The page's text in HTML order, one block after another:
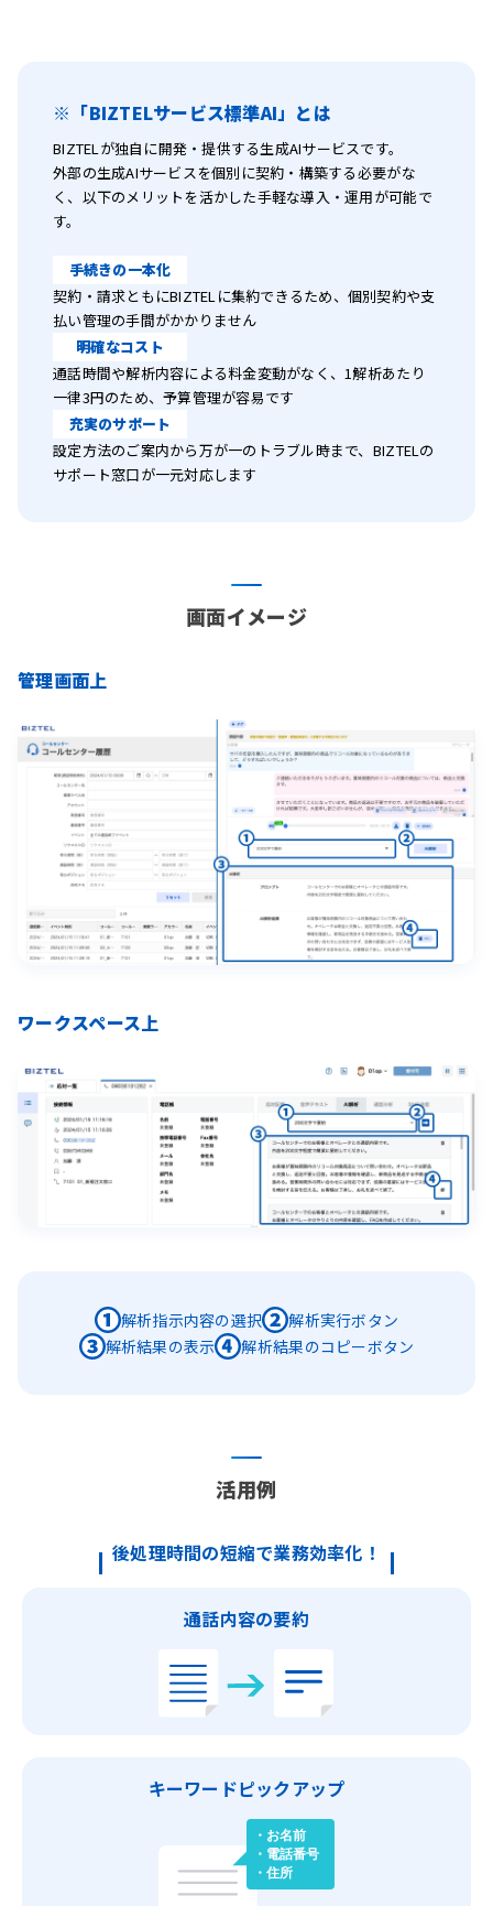
※「BIZTELサービス標準AI」とは
BIZTELが独自に開発・提供する生成AIサービスです。
外部の生成AIサービスを個別に契約・構築する必要がな
く、以下のメリットを活かした手軽な導入・運用が可能で
す。
手続きの一本化
契約・請求ともにBIZTELに集約できるため、個別契約や支
払い管理の手間がかかりません
明確なコスト
通話時間や解析内容による料金変動がなく、1解析あたり
一律3円のため、予算管理が容易です
充実のサポート
設定方法のご案内から万が一のトラブル時まで、BIZTELの
サポート窓口が一元対応します
画面イメージ
管理画面上
ワークスペース上
解析指示内容の選択
解析実行ボタン
解析結果の表示
解析結果のコピーボタン
活用例
後処理時間の短縮で業務効率化！
通話内容の要約
キーワードピックアップ